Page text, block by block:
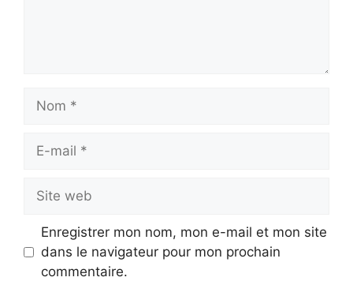
Nom
Site
web
Enregistrer mon nom, mon e-mail et mon site
dans le navigateur pour mon prochain
commentaire.